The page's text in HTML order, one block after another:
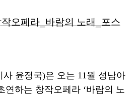
사 윤정국)은 오는 11월 성남아
연하는 창작오페라 ‘바람의 노